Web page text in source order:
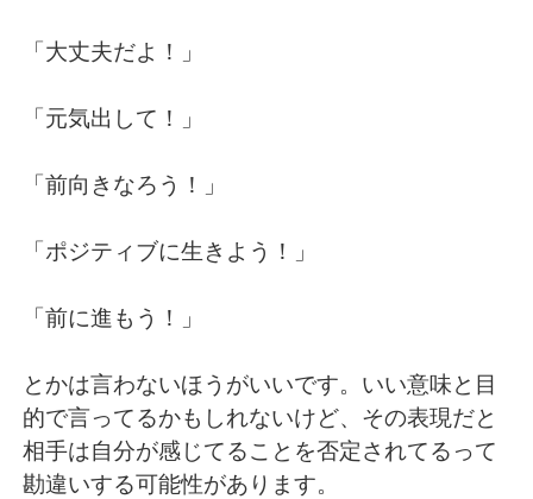
「大丈夫だよ！」
「元気出して！」
「前向きなろう！」
「ポジティブに生きよう！」
「前に進もう！」
とかは言わないほうがいいです。いい意味と目
的で言ってるかもしれないけど、その表現だと
相手は自分が感じてることを否定されてるって
勘違いする可能性があります。